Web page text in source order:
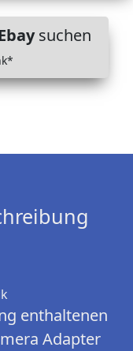
suchen
enthaltenen
Adapter